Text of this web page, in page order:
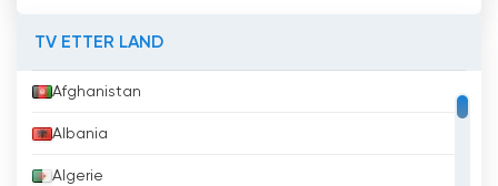
TV ETTER LAND
Afghanistan
Albania
Algerie